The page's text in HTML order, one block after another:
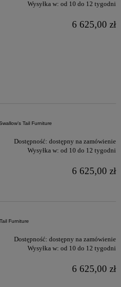
Wysyłka w: od 10 do 12 tygodni
6 625,00 zł
Tail Furniture
Dostępność: dostępny na zamówienie
Wysyłka w: od 10 do 12 tygodni
6 625,00 zł
Furniture
Dostępność: dostępny na zamówienie
Wysyłka w: od 10 do 12 tygodni
6 625,00 zł